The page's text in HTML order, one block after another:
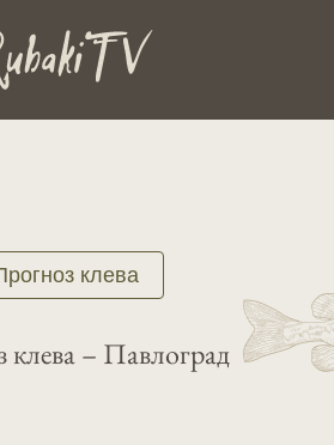
клева
– Павлоград